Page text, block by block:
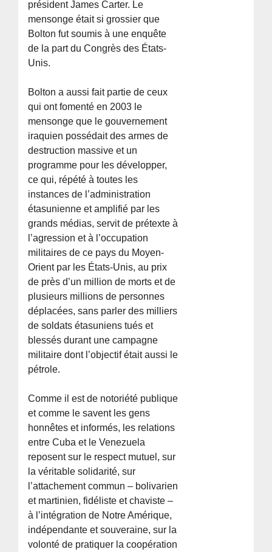
président James Carter. Le
mensonge était si grossier que
Bolton fut soumis à une enquête
de la part du Congrès des États-
Unis.
Bolton a aussi fait partie de ceux
qui ont fomenté en 2003 le
mensonge que le gouvernement
iraquien possédait des armes de
destruction massive et un
programme pour les développer,
ce qui, répété à toutes les
instances de l’administration
étasunienne et amplifié par les
grands médias, servit de prétexte à
l’agression et à l’occupation
militaires de ce pays du Moyen-
Orient par les États-Unis, au prix
de près d’un million de morts et de
plusieurs millions de personnes
déplacées, sans parler des milliers
de soldats étasuniens tués et
blessés durant une campagne
militaire dont l’objectif était aussi le
pétrole.
Comme il est de notoriété publique
et comme le savent les gens
honnêtes et informés, les relations
entre Cuba et le Venezuela
reposent sur le respect mutuel, sur
la véritable solidarité, sur
l’attachement commun – bolivarien
et martinien, fidéliste et chaviste –
à l’intégration de Notre Amérique,
indépendante et souveraine, sur la
volonté de pratiquer la coopération